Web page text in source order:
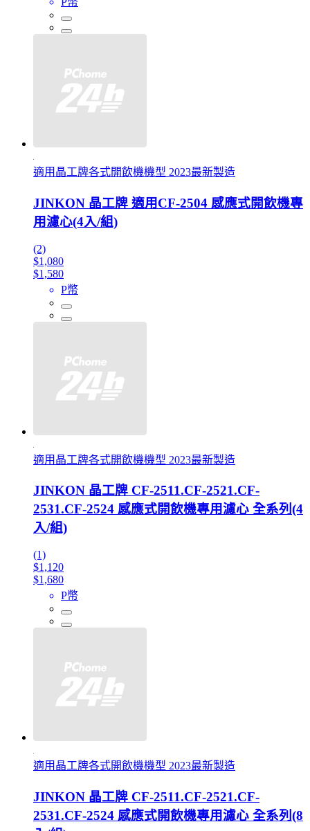
適用晶工牌各式開飲機機型 2023最新製造
JINKON 晶工牌 適用CF-2504 感應式開飲機專
用濾心(4入/組)
(2)
$1,080
$1,580
P幣
適用晶工牌各式開飲機機型 2023最新製造
JINKON 晶工牌 CF-2511.CF-2521.CF-
2531.CF-2524 感應式開飲機專用濾心 全系列(4
入/組)
(1)
$1,120
$1,680
P幣
適用晶工牌各式開飲機機型 2023最新製造
JINKON 晶工牌 CF-2511.CF-2521.CF-
2531.CF-2524 感應式開飲機專用濾心 全系列(8